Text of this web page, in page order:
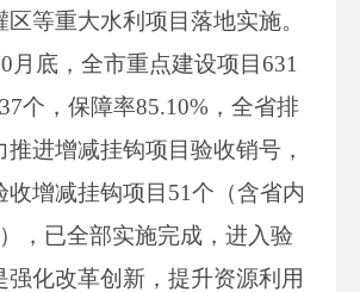
区等重大水利项目落地实施。
月底，全市重点建设项目631
个，保障率85.10%，全省排
进增减挂钩项目验收销号，
收增减挂钩项目51个（含省内
，已全部实施完成，进入验
强化改革创新，提升资源利用